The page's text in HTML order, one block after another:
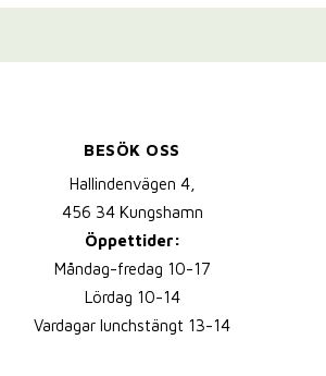
BESÖK OSS
Hallindenvägen 4,
456 34 Kungshamn
Öppettider:
Måndag-fredag 10-17
Lördag 10-14
Vardagar lunchstängt 13-14